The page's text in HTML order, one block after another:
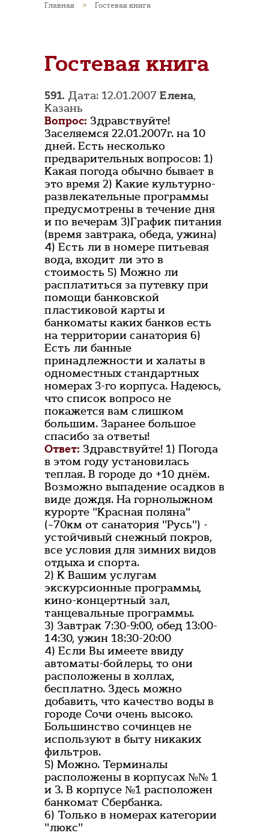
Главная > Гостевая книга
Гостевая книга
591. Дата: 12.01.2007 Елена,
Казань
Вопрос: Здравствуйте!
Заселяемся 22.01.2007г. на 10
дней. Есть несколько
предварительных вопросов: 1)
Какая погода обычно бывает в
это время 2) Какие культурно-
развлекательные программы
предусмотрены в течение дня
и по вечерам 3)График питания
(время завтрака, обеда, ужина)
4) Есть ли в номере питьевая
вода, входит ли это в
стоимость 5) Можно ли
расплатиться за путевку при
помощи банковской
пластиковой карты и
банкоматы каких банков есть
на территории санатория 6)
Есть ли банные
принадлежности и халаты в
одноместных стандартных
номерах 3-го корпуса. Надеюсь,
что список вопросо не
покажется вам слишком
большим. Заранее большое
спасибо за ответы!
Ответ: Здравствуйте! 1) Погода
в этом году установилась
теплая. В городе до +10 днём.
Возможно выпадение осадков в
виде дождя. На горнолыжном
курорте "Красная поляна"
(~70км от санатория "Русь") -
устойчивый снежный покров,
все условия для зимних видов
отдыха и спорта.
2) К Вашим услугам
экскурсионные программы,
кино-концертный зал,
танцевальные программы.
3) Завтрак 7:30-9:00, обед 13:00-
14:30, ужин 18:30-20:00
4) Если Вы имеете ввиду
автоматы-бойлеры, то они
расположены в холлах,
бесплатно. Здесь можно
добавить, что качество воды в
городе Сочи очень высоко.
Большинство сочинцев не
используют в быту никаких
фильтров.
5) Можно. Терминалы
расположены в корпусах №№ 1
и 3. В корпусе №1 расположен
банкомат Сбербанка.
6) Только в номерах категории
"люкс"